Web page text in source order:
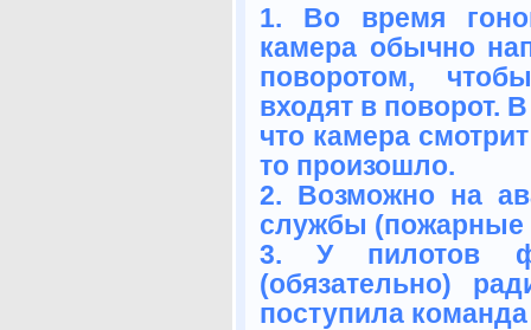
1. Во время
камера обычно
поворотом,
входят в поворот.
что камера
то произошло.
2. Возможно на
службы (пожарные
3. У пилотов
(обязательно)
поступила